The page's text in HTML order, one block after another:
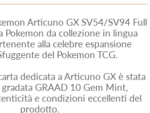
Articuno GX SV54/SV94 Full
Pokemon da collezione in lingua
alla celebre espansione
del Pokemon TCG.
dedicata a Articuno GX è stata
GRAAD 10 Gem Mint,
e condizioni eccellenti del
prodotto.